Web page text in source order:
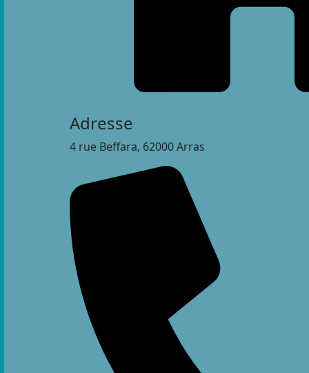
Adresse
4 rue Beffara, 62000 Arras